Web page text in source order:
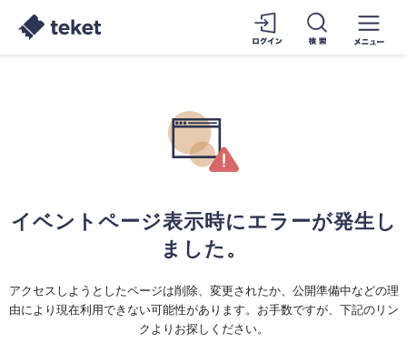
イベントページ表示時にエラーが発生し
ました。
アクセスしようとしたページは削除、変更されたか、公開準備中などの理
由により現在利用できない可能性があります。お手数ですが、下記のリン
クよりお探しください。